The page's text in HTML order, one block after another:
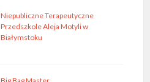
Niepubliczne Terapeutyczne
Przedszkole Aleja Motyli w
Białymstoku